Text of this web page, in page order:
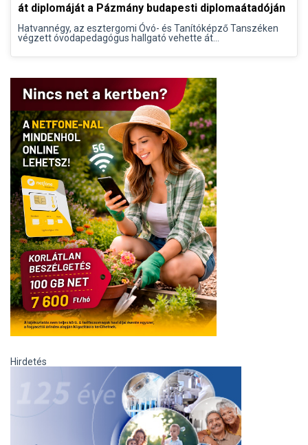
át diplomáját a Pázmány budapesti diplomaátadóján
Hatvannégy, az esztergomi Óvó- és Tanítóképző Tanszéken
végzett óvodapedagógus hallgató vehette át...
Hirdetés